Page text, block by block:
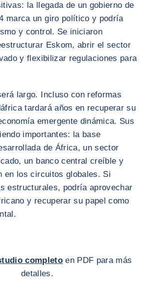
la llegada de un gobierno de
marca un giro político y podría
y control. Se iniciaron
Eskom, abrir el sector
y flexibilizar regulaciones para
largo. Incluso con reformas
tardará años en recuperar su
emergente dinámica. Sus
importantes: la base
de África, un sector
un banco central creíble y
en los circuitos globales. Si
estructurales, podría aprovechar
y recuperar su papel como
completo en PDF para más
detalles.